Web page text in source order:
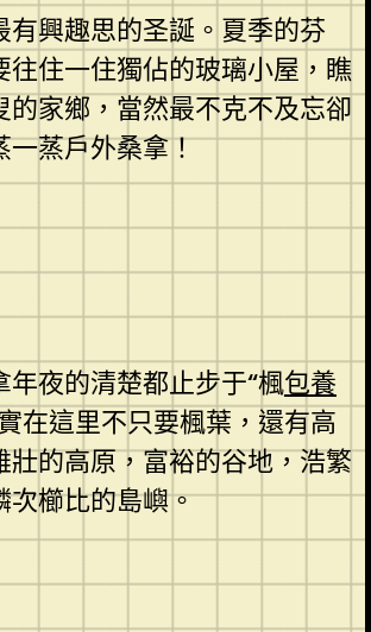
有興趣思的圣誕。夏季的芬
往住一住獨佔的玻璃小屋，瞧
的家鄉，當然最不克不及忘卻
一蒸戶外桑拿！
年夜的清楚都止步于“楓包養
在這里不只要楓葉，還有高
壯的高原，富裕的谷地，浩繁
次櫛比的島嶼。